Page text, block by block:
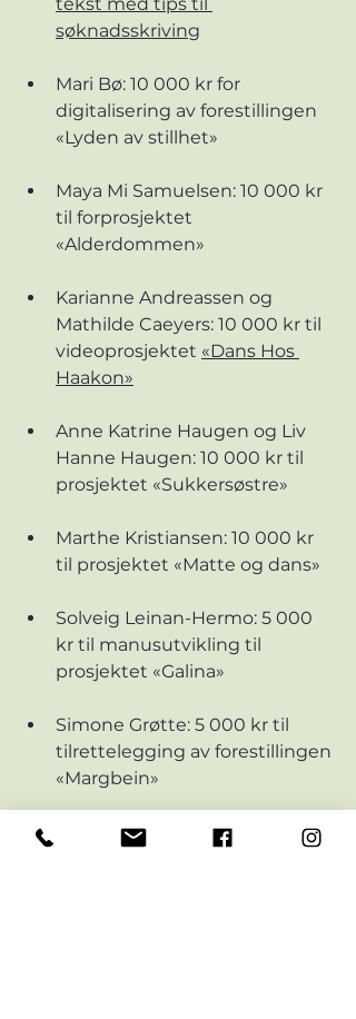
søknadsskriving
Mari Bø: 10 000 kr for
digitalisering av forestillingen
«Lyden av stillhet»
Maya Mi Samuelsen: 10 000 kr
til forprosjektet
«Alderdommen»
Karianne Andreassen og
Mathilde Caeyers: 10 000 kr til
videoprosjektet «Dans Hos
Haakon»
Anne Katrine Haugen og Liv
Hanne Haugen: 10 000 kr til
prosjektet «Sukkersøstre»
Marthe Kristiansen: 10 000 kr
til prosjektet «Matte og dans»
Solveig Leinan-Hermo: 5 000
kr til manusutvikling til
prosjektet «Galina»
Simone Grøtte: 5 000 kr til
tilrettelegging av forestillingen
«Margbein»
Elise Strandjord: 5 000 kr til